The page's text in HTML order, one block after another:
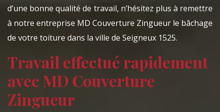
d’une bonne qualité de travail, n’hésitez plus à remettre
à notre entreprise MD Couverture Zingueur le bâchage
de votre toiture dans la ville de Seigneux 1525.
Travail effectué rapidement
avec MD Couverture
Zingueur